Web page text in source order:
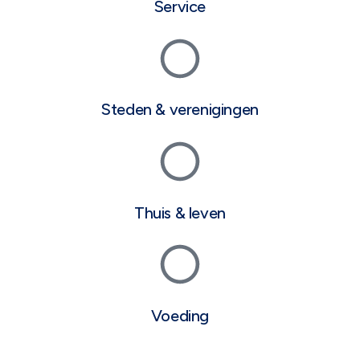
Service
Steden & verenigingen
Thuis & leven
Voeding